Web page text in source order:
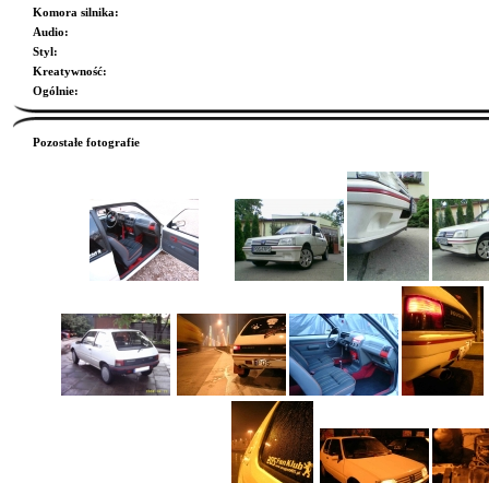
Komora silnika:
Audio:
Styl:
Kreatywność:
Ogólnie:
Pozostałe fotografie